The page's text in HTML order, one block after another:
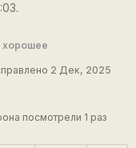
хорошее
2 Дек, 2025
посмотрели 1 раз